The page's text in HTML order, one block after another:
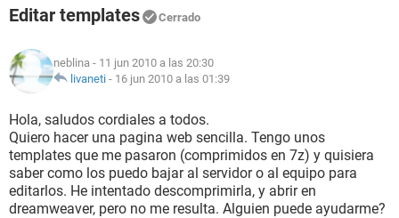
Editar templates Cerrado
neblina - 11 jun 2010 a las 20:30
livaneti - 16 jun 2010 a las 01:39
Hola, saludos cordiales a todos.
Quiero hacer una pagina web sencilla. Tengo unos
templates que me pasaron (comprimidos en 7z) y quisiera
saber como los puedo bajar al servidor o al equipo para
editarlos. He intentado descomprimirla, y abrir en
dreamweaver, pero no me resulta. Alguien puede ayudarme?